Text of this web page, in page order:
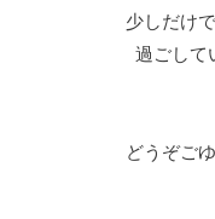
少しだけ
過ごして
どうぞご